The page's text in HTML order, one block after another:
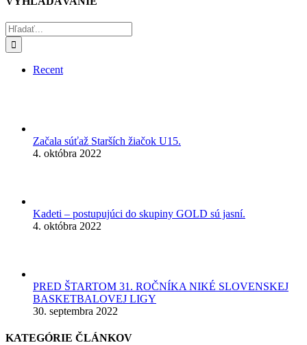
Hľadať:
Recent
Začala súťaž Starších žiačok U15.
4. októbra 2022
Kadeti – postupujúci do skupiny GOLD sú jasní.
4. októbra 2022
PRED ŠTARTOM 31. ROČNÍKA NIKÉ SLOVENSKEJ
BASKETBALOVEJ LIGY
30. septembra 2022
KATEGÓRIE ČLÁNKOV